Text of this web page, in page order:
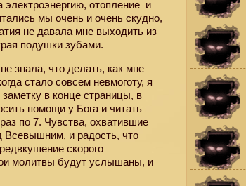
отопление и
мы очень и очень скудно,
не давала мне выходить из
подушки зубами.
знала, что делать, как мне
стало совсем невмоготу, я
в конце страницы, в
помощи у Бога и читать
по 7. Чувства, охватившие
Всевышним, и радость, что
скорого
молитвы будут услышаны, и